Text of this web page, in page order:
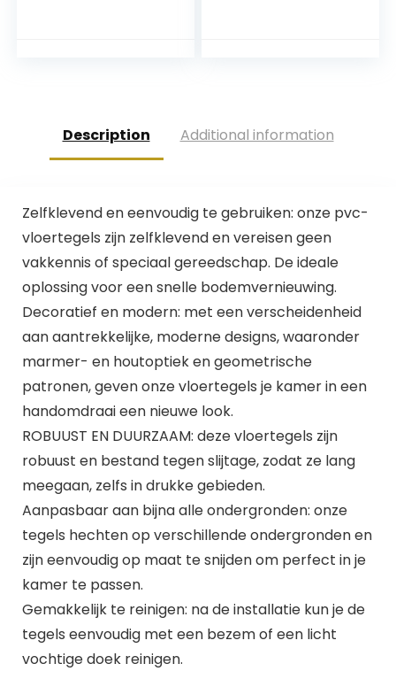
antistatisch met
bitumen rug,
(antraciet)
Description Additional information
Zelfklevend en eenvoudig te gebruiken: onze pvc-
vloertegels zijn zelfklevend en vereisen geen
vakkennis of speciaal gereedschap. De ideale
oplossing voor een snelle bodemvernieuwing.
Decoratief en modern: met een verscheidenheid
aan aantrekkelijke, moderne designs, waaronder
marmer- en houtoptiek en geometrische
patronen, geven onze vloertegels je kamer in een
handomdraai een nieuwe look.
ROBUUST EN DUURZAAM: deze vloertegels zijn
robuust en bestand tegen slijtage, zodat ze lang
meegaan, zelfs in drukke gebieden.
Aanpasbaar aan bijna alle ondergronden: onze
tegels hechten op verschillende ondergronden en
zijn eenvoudig op maat te snijden om perfect in je
kamer te passen.
Gemakkelijk te reinigen: na de installatie kun je de
tegels eenvoudig met een bezem of een licht
vochtige doek reinigen.